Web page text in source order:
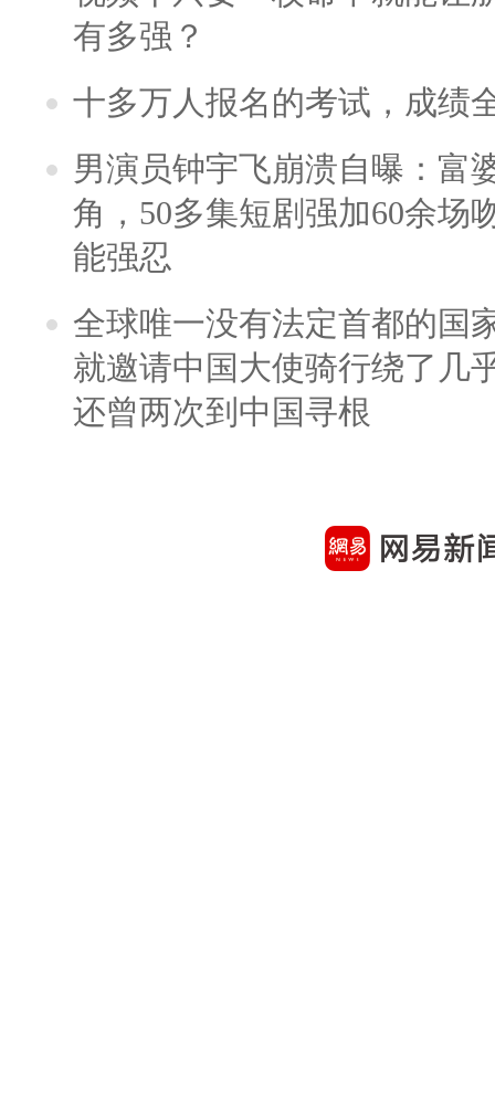
有多强？
十多万人报名的考试，成绩
男演员钟宇飞崩溃自曝：富
角，50多集短剧强加60余场
能强忍
全球唯一没有法定首都的国
就邀请中国大使骑行绕了几
还曾两次到中国寻根